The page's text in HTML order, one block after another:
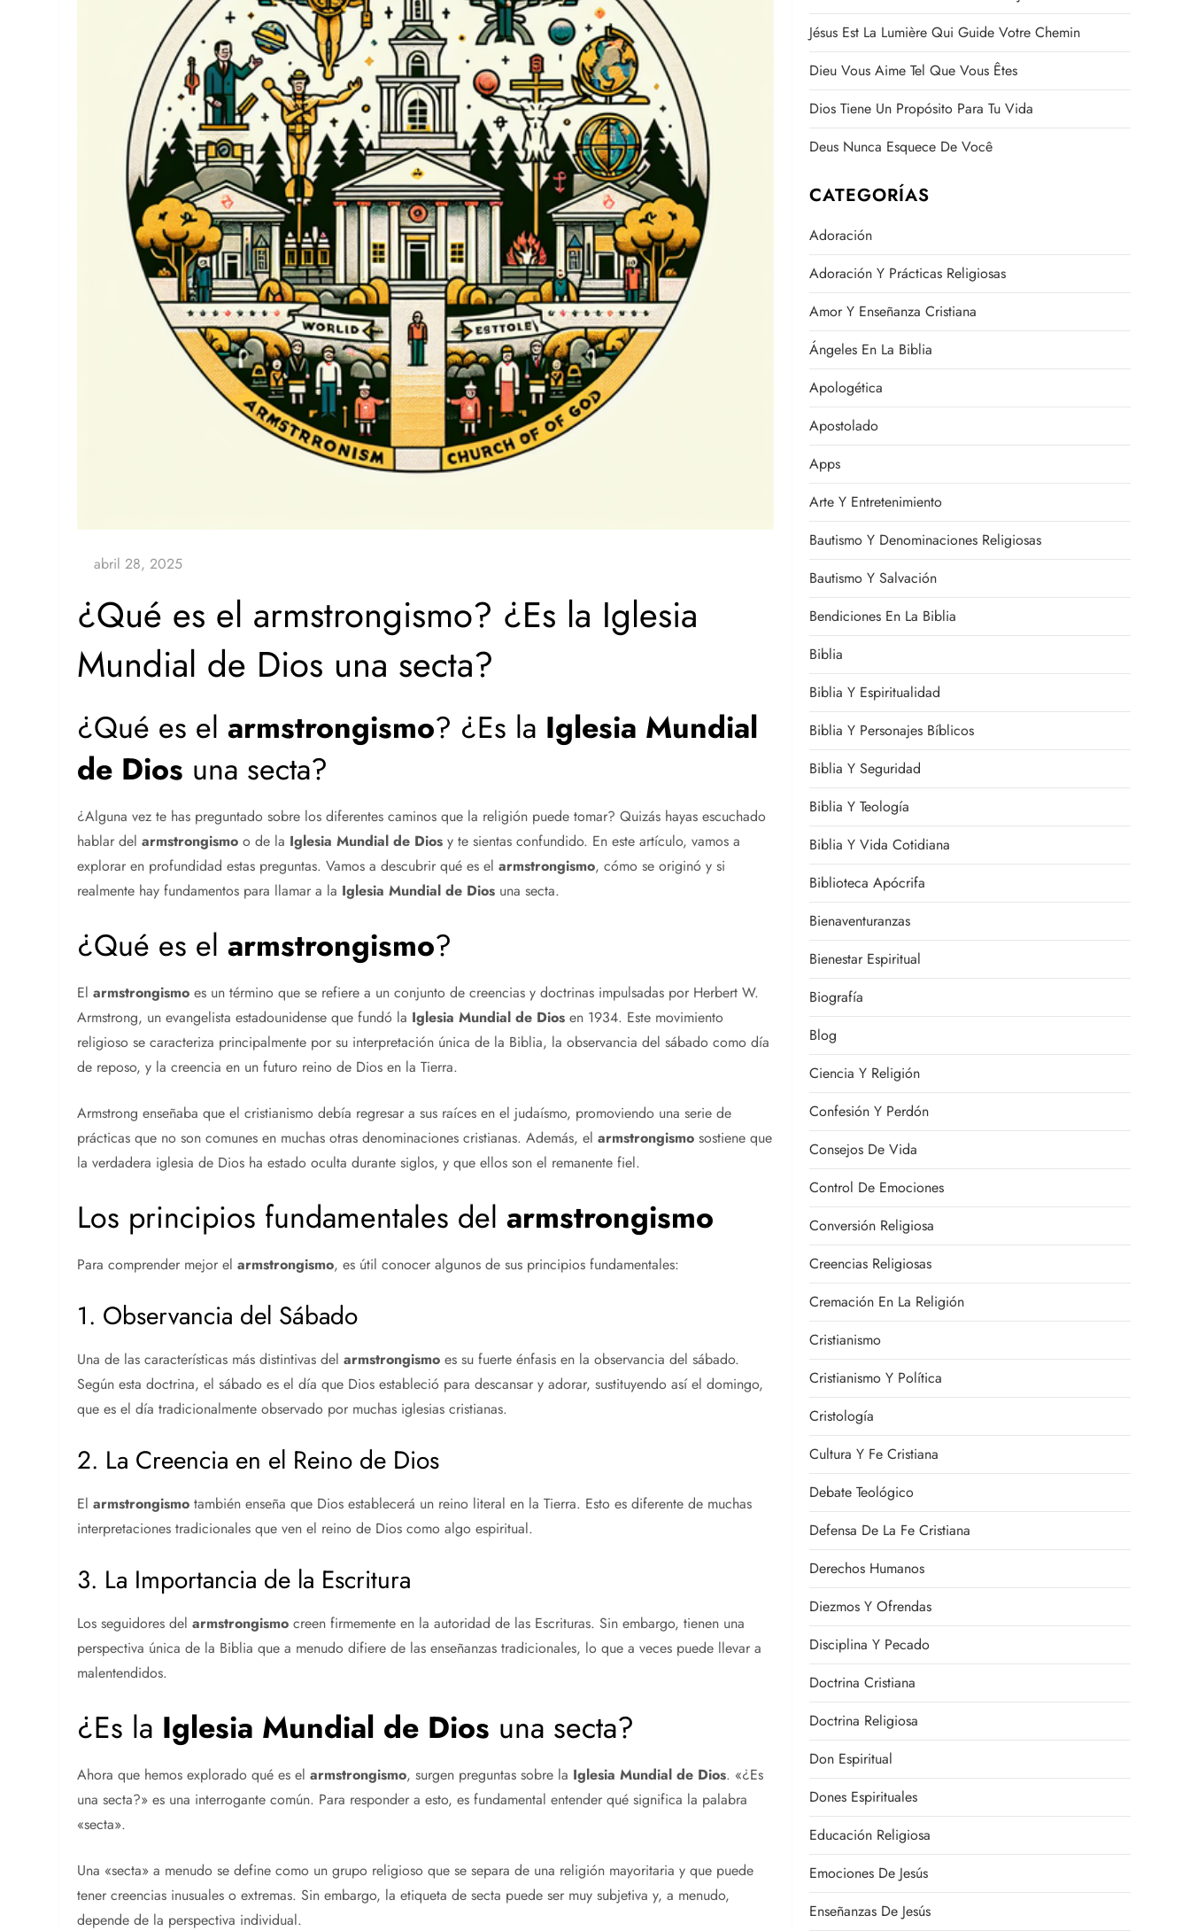
¿Qué es el armstrongismo? ¿Es la Iglesia
Mundial de Dios una secta?
¿Qué es elarmstrongismo? ¿Es la Iglesia Mundial
de Dios una secta?
¿Alguna vez te has preguntado sobre los diferentes caminos que la religión puede tomar? Quizás hayas escuchado
hablar delarmstrongismo o de la Iglesia Mundial de Dios y te sientas confundido. En este artículo, vamos a
explorar en profundidad estas preguntas. Vamos a descubrir qué es elarmstrongismo, cómo se originó y si
realmente hay fundamentos para llamar a la Iglesia Mundial de Dios una secta.
¿Qué es elarmstrongismo?
Elarmstrongismo es un término que se refiere a un conjunto de creencias y doctrinas impulsadas por Herbert W.
Armstrong, un evangelista estadounidense que fundó la Iglesia Mundial de Dios en 1934. Este movimiento
religioso se caracteriza principalmente por su interpretación única de la Biblia, la observancia del sábado como día
de reposo, y la creencia en un futuro reino de Dios en la Tierra.
Armstrong enseñaba que el cristianismo debía regresar a sus raíces en el judaísmo, promoviendo una serie de
prácticas que no son comunes en muchas otras denominaciones cristianas. Además, elarmstrongismo sostiene que
la verdadera iglesia de Dios ha estado oculta durante siglos, y que ellos son el remanente fiel.
Los principios fundamentales delarmstrongismo
Para comprender mejor elarmstrongismo, es útil conocer algunos de sus principios fundamentales:
1. Observancia del Sábado
Una de las características más distintivas delarmstrongismo es su fuerte énfasis en la observancia del sábado.
Según esta doctrina, el sábado es el día que Dios estableció para descansar y adorar, sustituyendo así el domingo,
que es el día tradicionalmente observado por muchas iglesias cristianas.
2. La Creencia en el Reino de Dios
Elarmstrongismo también enseña que Dios establecerá un reino literal en la Tierra. Esto es diferente de muchas
interpretaciones tradicionales que ven el reino de Dios como algo espiritual.
3. La Importancia de la Escritura
Los seguidores delarmstrongismo creen firmemente en la autoridad de las Escrituras. Sin embargo, tienen una
perspectiva única de la Biblia que a menudo difiere de las enseñanzas tradicionales, lo que a veces puede llevar a
malentendidos.
¿Es la Iglesia Mundial de Dios una secta?
Ahora que hemos explorado qué es elarmstrongismo, surgen preguntas sobre la Iglesia Mundial de Dios. «¿Es
una secta?» es una interrogante común. Para responder a esto, es fundamental entender qué significa la palabra
«secta».
Una «secta» a menudo se define como un grupo religioso que se separa de una religión mayoritaria y que puede
tener creencias inusuales o extremas. Sin embargo, la etiqueta de secta puede ser muy subjetiva y, a menudo,
depende de la perspectiva individual.
Jésus Est La Lumière Qui Guide Votre Chemin
Dieu Vous Aime Tel Que Vous Êtes
Dios Tiene Un Propósito Para Tu Vida
Deus Nunca Esquece De Você
CATEGORÍAS
Adoración
Adoración Y Prácticas Religiosas
Amor Y Enseñanza Cristiana
Ángeles En La Biblia
Apologética
Apostolado
Apps
Arte Y Entretenimiento
Bautismo Y Denominaciones Religiosas
Bautismo Y Salvación
Bendiciones En La Biblia
Biblia
Biblia Y Espiritualidad
Biblia Y Personajes Bíblicos
Biblia Y Seguridad
Biblia Y Teología
Biblia Y Vida Cotidiana
Biblioteca Apócrifa
Bienaventuranzas
Bienestar Espiritual
Biografía
Blog
Ciencia Y Religión
Confesión Y Perdón
Consejos De Vida
Control De Emociones
Conversión Religiosa
Creencias Religiosas
Cremación En La Religión
Cristianismo
Cristianismo Y Política
Cristología
Cultura Y Fe Cristiana
Debate Teológico
Defensa De La Fe Cristiana
Derechos Humanos
Diezmos Y Ofrendas
Disciplina Y Pecado
Doctrina Cristiana
Doctrina Religiosa
Don Espiritual
Dones Espirituales
Educación Religiosa
Emociones De Jesús
Enseñanzas De Jesús